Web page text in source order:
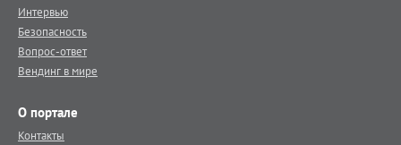
Интервью
Безопасность
Вопрос-ответ
Вендинг в мире
О портале
Контакты